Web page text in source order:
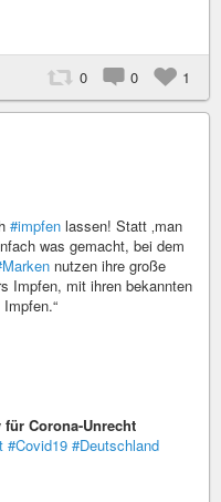
0 0 1
#impfen lassen! Statt ‚man
was gemacht, bei dem
nutzen ihre große
Impfen, mit ihren bekannten
Corona-Unrecht
#Covid19 #Deutschland